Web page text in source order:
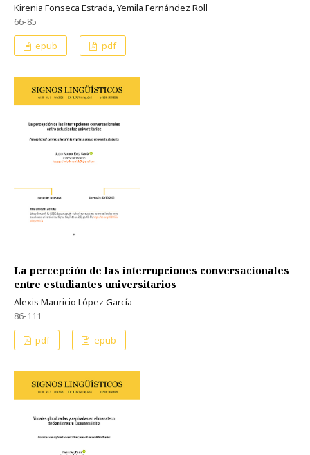
Kirenia Fonseca Estrada, Yemila Fernández Roll
66-85
epub
pdf
La percepción de las interrupciones conversacionales
entre estudiantes universitarios
Alexis Mauricio López García
86-111
pdf
epub